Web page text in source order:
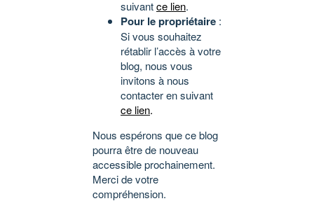
suivantce lien.
Pour le propriétaire :
Si vous souhaitez
rétablir l’accès à votre
blog, nous vous
invitons à nous
contacter en suivant
ce lien.
Nous espérons que ce blog
pourra être de nouveau
accessible prochainement.
Merci de votre
compréhension.